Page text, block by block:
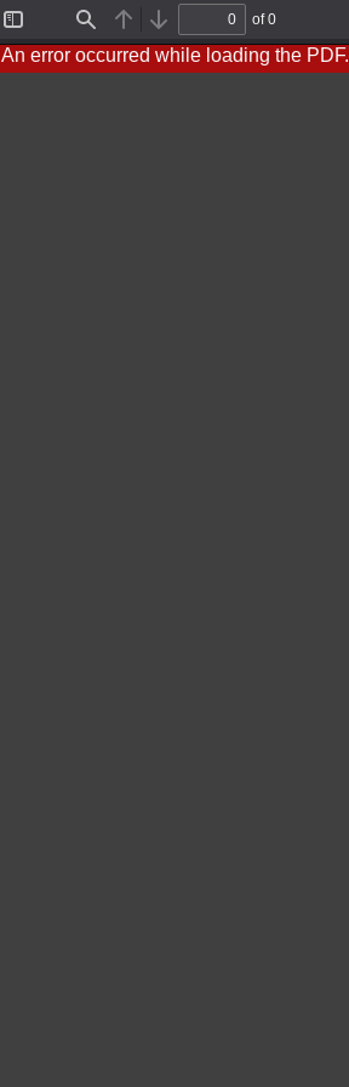
Sidebar
Find Previous
Next
of 0
An error occurred while loading the PDF.